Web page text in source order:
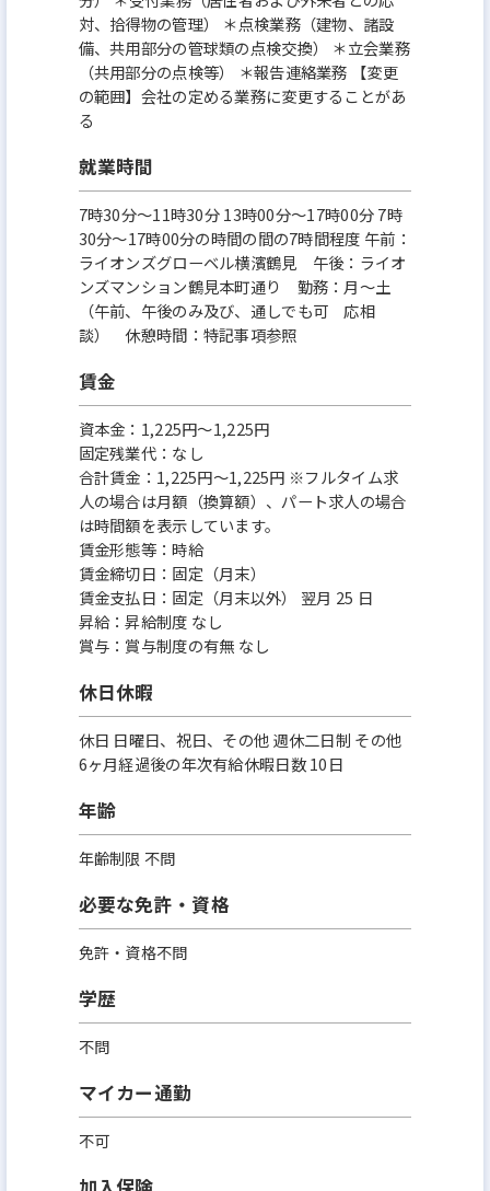
対、拾得物の管理） ＊点検業務（建物、諸設
備、共用部分の管球類の点検交換） ＊立会業務
（共用部分の点検等） ＊報告連絡業務 【変更
の範囲】会社の定める業務に変更することがあ
る
就業時間
7時30分〜11時30分 13時00分〜17時00分 7時
30分～17時00分の時間の間の7時間程度 午前：
ライオンズグローベル横濱鶴見 午後：ライオ
ンズマンション鶴見本町通り 勤務：月～土
（午前、午後のみ及び、通しでも可 応相
談） 休憩時間：特記事項参照
賃金
資本金：1,225円〜1,225円
固定残業代：なし
合計賃金：1,225円～1,225円 ※フルタイム求
人の場合は月額（換算額）、パート求人の場合
は時間額を表示しています。
賃金形態等：時給
賃金締切日：固定（月末）
賃金支払日：固定（月末以外） 翌月 25 日
昇給：昇給制度 なし
賞与：賞与制度の有無 なし
休日休暇
休日 日曜日、祝日、その他 週休二日制 その他
6ヶ月経過後の年次有給休暇日数 10日
年齢
年齢制限 不問
必要な免許・資格
免許・資格不問
学歴
不問
マイカー通勤
不可